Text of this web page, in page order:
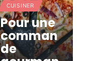
CUISINER
Pour une
comman
de